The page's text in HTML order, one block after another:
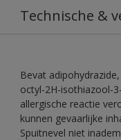
Technische &
Bevat
octyl-2H-isothiazool-
allergische reactie
kunnen gevaarlijke
Spuitnevel niet